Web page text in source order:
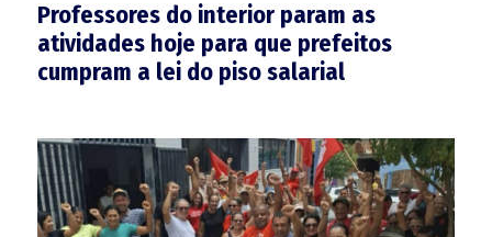
Professores do interior param as
atividades hoje para que prefeitos
cumpram a lei do piso salarial